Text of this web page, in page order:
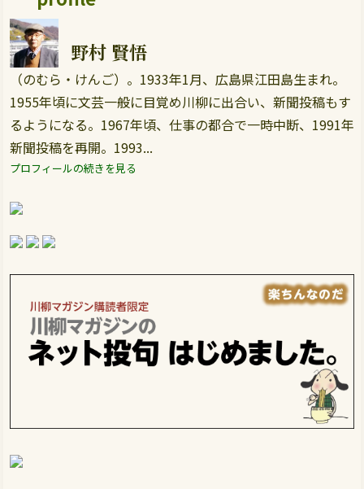
野村 賢悟
（のむら・けんご）。1933年1月、広島県江田島生まれ。
1955年頃に文芸一般に目覚め川柳に出合い、新聞投稿もす
るようになる。1967年頃、仕事の都合で一時中断、1991年
新聞投稿を再開。1993...
プロフィールの続きを見る